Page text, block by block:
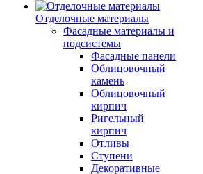
Отделочные материалы
Фасадные материалы и
подсистемы
Фасадные панели
Облицовочный
камень
Облицовочный
кирпич
Ригельный
кирпич
Отливы
Ступени
Декоративные